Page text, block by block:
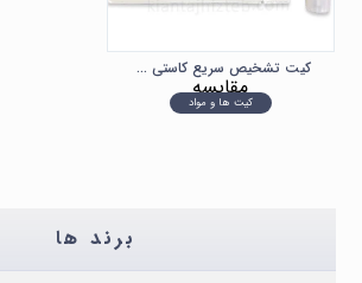
کیت تشخیص سریع کاستی خون مخفی در مدفوع FOB
کیت ها و مواد
مقایسه
برند ها